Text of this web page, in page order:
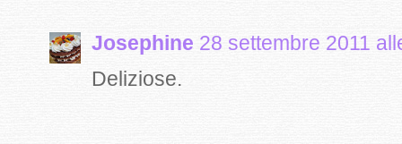
Josephine 28 settembre 2011
Deliziose.